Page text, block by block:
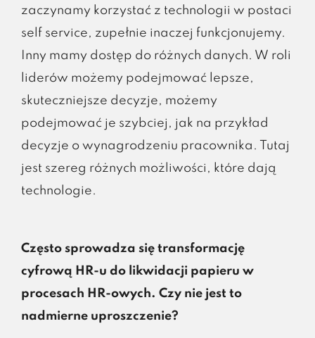
zaczynamy korzystać z technologii w postaci
self service, zupełnie inaczej funkcjonujemy.
Inny mamy dostęp do różnych danych. W roli
liderów możemy podejmować lepsze,
skuteczniejsze decyzje, możemy
podejmować je szybciej, jak na przykład
decyzje o wynagrodzeniu pracownika. Tutaj
jest szereg różnych możliwości, które dają
technologie.
Często sprowadza się transformację
cyfrową HR-u do likwidacji papieru w
procesach HR-owych. Czy nie jest to
nadmierne uproszczenie?